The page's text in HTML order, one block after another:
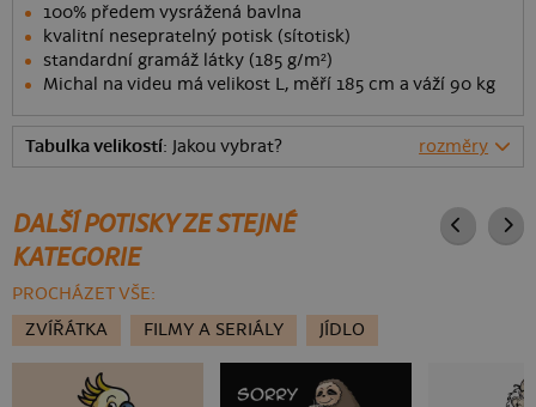
100% předem vysrážená bavlna
kvalitní nesepratelný potisk (sítotisk)
standardní gramáž látky (185 g/m²)
Michal na videu má velikost L, měří 185 cm a váží 90 kg
Tabulka velikostí: Jakou vybrat? rozměry
DALŠÍ POTISKY ZE STEJNÉ
KATEGORIE
PROCHÁZET VŠE:
ZVÍŘÁTKA
FILMY A SERIÁLY JÍDLO